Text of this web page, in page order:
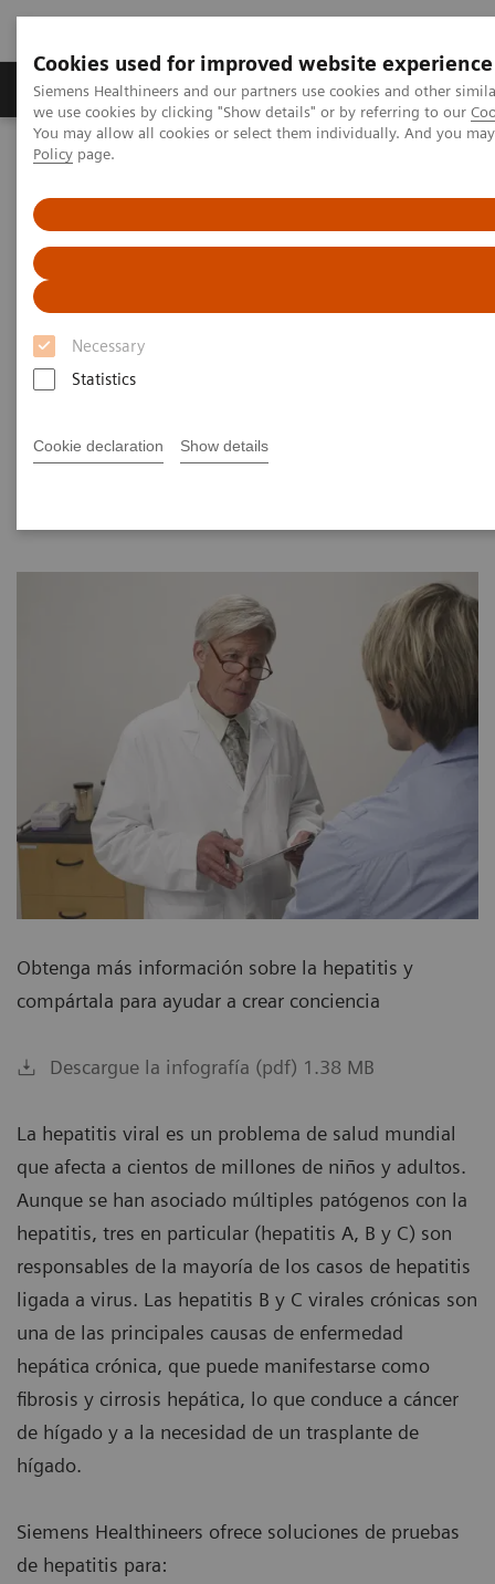
Cookies used for improved website experience
Siemens Healthineers and our partners use cookies and other
we use cookies by clicking "Show details" or by referring to our
You may allow all cookies or select them individually. And you
Policy page.
Necessary
Statistics
Cookie declaration Show details
Productos y servicios Especialidades Clínicas
Siemens Healthineers Latinoamérica
Ensayos por Enfermedades y Afecciones
Enfermedades infecciosas
Soluciones para pruebas de
hepatitis
Siemens Healthineers ofrece un menú completo
de trabajo del laboratorio.
Obtenga más información sobre la hepatitis y
compártala para ayudar a crear conciencia
Descargue la infografía (pdf) 1.38 MB
La hepatitis viral es un problema de salud mundial
que afecta a cientos de millones de niños y adultos.
Aunque se han asociado múltiples patógenos con la
hepatitis, tres en particular (hepatitis A, B y C) son
responsables de la mayoría de los casos de hepatitis
ligada a virus. Las hepatitis B y C virales crónicas son
una de las principales causas de enfermedad
hepática crónica, que puede manifestarse como
fibrosis y cirrosis hepática, lo que conduce a cáncer
de hígado y a la necesidad de un trasplante de
hígado.
Siemens Healthineers ofrece soluciones de pruebas
de hepatitis para: